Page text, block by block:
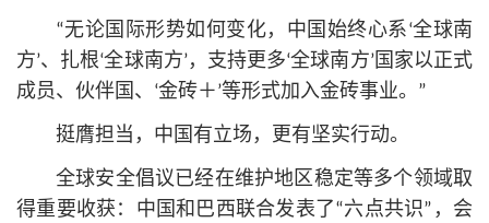
“无论国际形势如何变化，中国始终心系‘全球南
方’、扎根‘全球南方’，支持更多‘全球南方’国家以正式
成员、伙伴国、‘金砖＋’等形式加入金砖事业。”
挺膺担当，中国有立场，更有坚实行动。
全球安全倡议已经在维护地区稳定等多个领域取
得重要收获：中国和巴西联合发表了“六点共识”，会